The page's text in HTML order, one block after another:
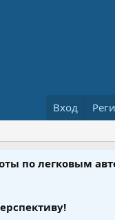
Вход
по легковым